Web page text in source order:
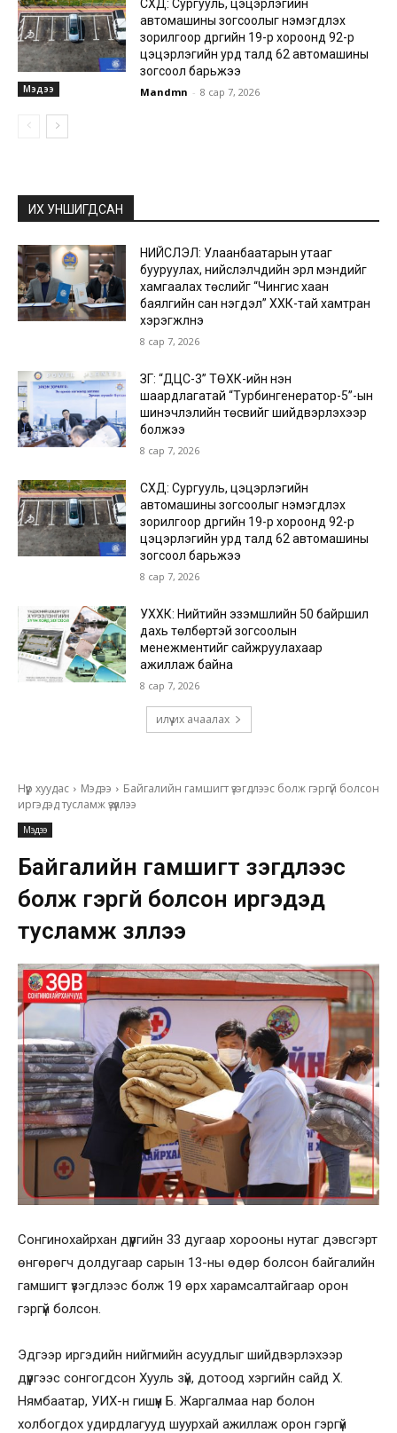
Мэдээ
СХД: Сургууль, цэцэрлэгийн
автомашины зогсоолыг нэмэгдүүлэх
зорилгоор дүүргийн 19-р хороонд 92-р
цэцэрлэгийн урд талд 62 автомашины
зогсоол барьжээ
Mandmn - 8 сар 7, 2026
ИХ УНШИГДСАН
НИЙСЛЭЛ: Улаанбаатарын утааг
бууруулах, нийслэлчүүдийн эрүүл мэндийг
хамгаалах төслийг “Чингис хаан
баялгийн сан нэгдэл” ХХК-тай хамтран
хэрэгжүүлнэ
8 сар 7, 2026
ЗГ: “ДЦС-3” ТӨХК-ийн нэн
шаардлагатай “Турбингенератор-5”-ын
шинэчлэлийн төсвийг шийдвэрлэхээр
болжээ
8 сар 7, 2026
СХД: Сургууль, цэцэрлэгийн
автомашины зогсоолыг нэмэгдүүлэх
зорилгоор дүүргийн 19-р хороонд 92-р
цэцэрлэгийн урд талд 62 автомашины
зогсоол барьжээ
8 сар 7, 2026
УХХК: Нийтийн эзэмшлийн 50 байршил
дахь төлбөртэй зогсоолын
менежментийг сайжруулахаар
ажиллаж байна
8 сар 7, 2026
илүү их ачаалах